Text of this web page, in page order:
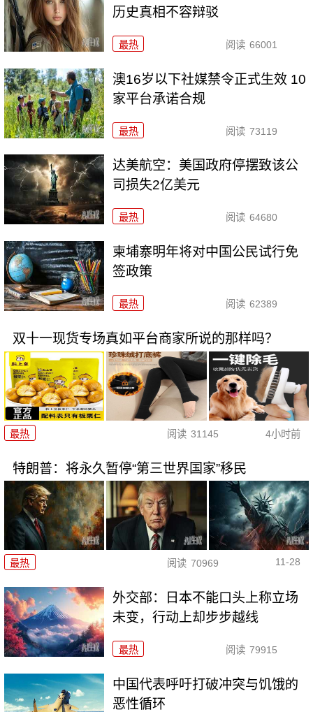
历史真相不容辩驳
最热 阅读 66001
澳16岁以下社媒禁令正式生效 10
家平台承诺合规
最热 阅读 73119
达美航空：美国政府停摆致该公
司损失2亿美元
最热 阅读 64680
柬埔寨明年将对中国公民试行免
签政策
最热 阅读 62389
双十一现货专场真如平台商家所说的那样吗？
最热 阅读 31145 4小时前
特朗普：将永久暂停“第三世界国家”移民
最热 阅读 70969 11-28
外交部：日本不能口头上称立场
未变，行动上却步步越线
最热 阅读 79915
中国代表呼吁打破冲突与饥饿的
恶性循环